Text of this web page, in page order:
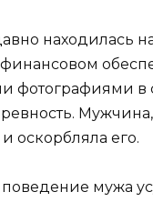
находилась
фотографиями в
оскорбляла его.
мужа